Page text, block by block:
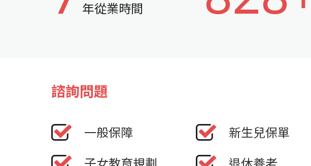
年從業時間
諮詢問題
一般保障
新生兒保單